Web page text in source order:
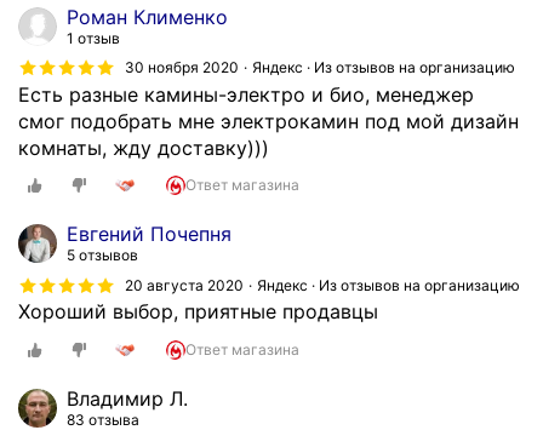
Роман Клименко
1 отзыв
30 ноября 2020
Яндекс · Из отзывов на организацию
Есть разные камины-электро и био, менеджер
смог подобрать мне электрокамин под мой дизайн
комнаты, жду доставку)))
Ответ магазина
Евгений Почепня
5 отзывов
20 августа 2020
Яндекс · Из отзывов на организацию
Хороший выбор, приятные продавцы
Ответ магазина
Владимир Л.
83 отзыва